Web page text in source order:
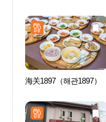
海关1897（해관1897）